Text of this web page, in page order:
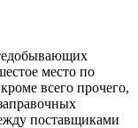
место по
всего прочего,
поставщиками